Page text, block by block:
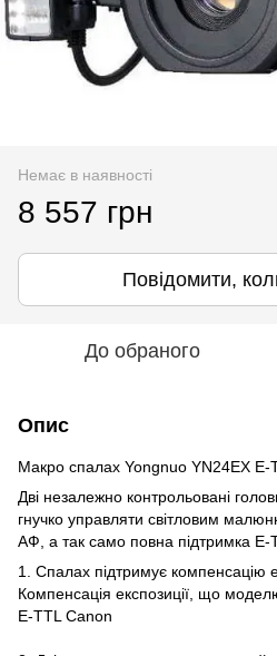
Немає в наявності
8 557 грн
Повідомити,
До обраного
Опис
Макро спалах Yongnuo YN24EX E-
Дві незалежно контрольовані
гнучко управляти світловим
АФ, а так само повна підтримка E-
1. Спалах підтримує компенсацію
Компенсація експозиції, що
E-TTL Canon